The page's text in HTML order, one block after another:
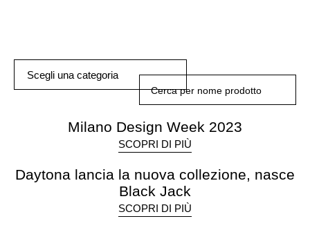
Scegli una categoria
Milano Design Week 2023
SCOPRI DI PIÙ
Daytona lancia la nuova collezione, nasce
Black Jack
SCOPRI DI PIÙ